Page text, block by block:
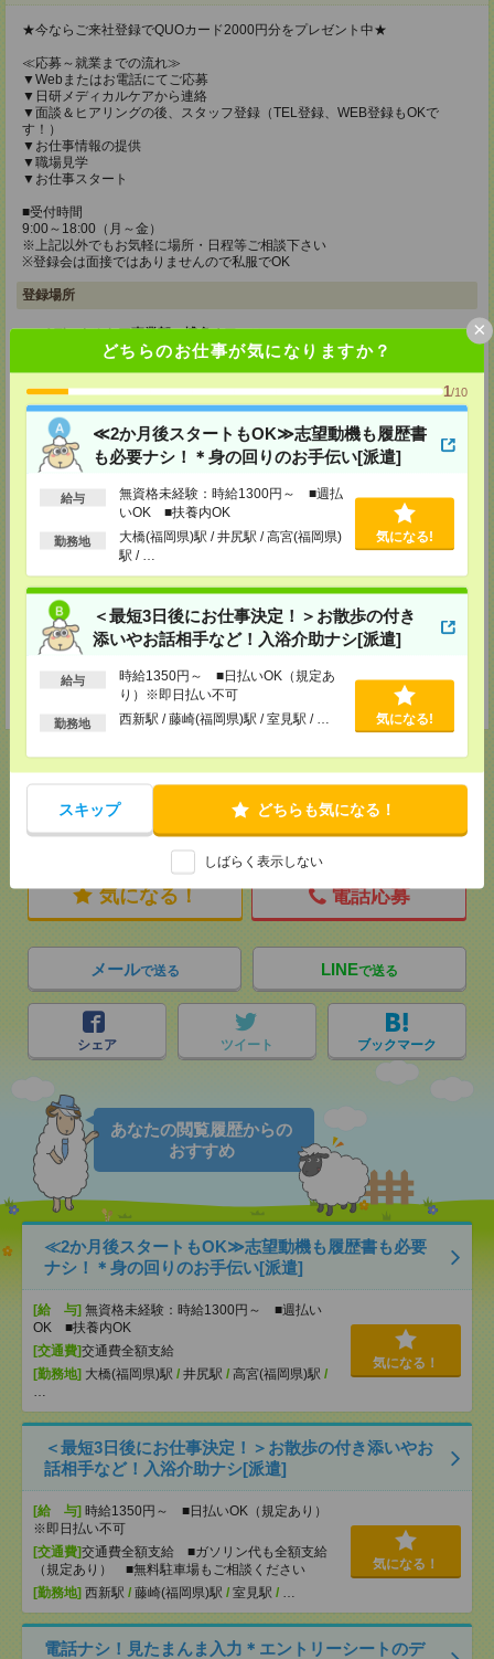
どちらのお仕事が気になりますか？
1/10
≪2か月後スタートもOK≫志望動機も履歴書
も必要ナシ！＊身の回りのお手伝い[派遣]
給与
無資格未経験：時給1300円～ ■週払
いOK ■扶養内OK
勤務地
大橋(福岡県)駅 / 井尻駅 / 高宮(福岡県)
駅 / …
気になる!
＜最短3日後にお仕事決定！＞お散歩の付き
添いやお話相手など！入浴介助ナシ[派遣]
給与
時給1350円～ ■日払いOK（規定あ
り）※即日払い不可
勤務地 西新駅 / 藤崎(福岡県)駅 / 室見駅 / … 気になる!
スキップ どちらも気になる！
しばらく表示しない
×
★今ならご来社登録でQUOカード2000円分をプレゼント中★
≪応募～就業までの流れ≫
▼Webまたはお電話にてご応募
▼日研メディカルケアから連絡
▼面談＆ヒアリングの後、スタッフ登録（TEL登録、WEB登録もOKで
す！）
▼お仕事情報の提供
▼職場見学
▼お仕事スタート
■受付時間
9:00～18:00（月～金）
※上記以外でもお気軽に場所・日程等ご相談下さい
※登録会は面接ではありませんので私服でOK
登録場所
メディカルケア事業部 博多オフィス
福岡県福岡市博多区博多駅前2-1-1 福岡朝日ビル 5F 510号室
TEL：0120-802-274
MAIL：tenshoku@nikken-ts.jp
担当：採用担当
メディカルケア事業部 小倉オフィス
福岡県北九州市小倉北区米町1-3-1 明治安田生命北九州ビル3F
TEL：0120-802-274
tenshoku@nikken-ts.jp
メディカルケア事業部 熊本オフィス
TEL：0120-917-473
MAIL：tenshoku@nikken-ts.jp
担当：採用担当
★今ならご来社登録でQUOカード2000円分をプレゼント中★
応募ページへ
気になる！ 電話応募
メールで送る LINEで送る
シェア ツイート ブックマーク
あなたの閲覧履歴からの
おすすめ
≪2か月後スタートもOK≫志望動機も履歴書も必要
ナシ！＊身の回りのお手伝い[派遣]
[給 与] 無資格未経験：時給1300円～ ■週払い
OK ■扶養内OK
[交通費]交通費全額支給
[勤務地] 大橋(福岡県)駅 / 井尻駅 / 高宮(福岡県)駅 /
…
気になる！
＜最短3日後にお仕事決定！＞お散歩の付き添いやお
話相手など！入浴介助ナシ[派遣]
[給 与] 時給1350円～ ■日払いOK（規定あり）
※即日払い不可
[交通費]交通費全額支給 ■ガソリン代も全額支給
（規定あり） ■無料駐車場もご相談ください
[勤務地] 西新駅 / 藤崎(福岡県)駅 / 室見駅 / …
気になる！
電話ナシ！見たまんま入力＊エントリーシートのデ